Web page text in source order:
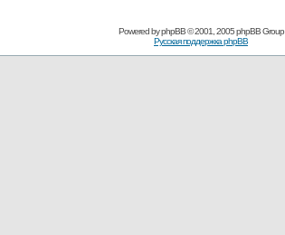
Powered byphpBB© 2001, 2005 phpBB Group
Русская поддержка phpBB